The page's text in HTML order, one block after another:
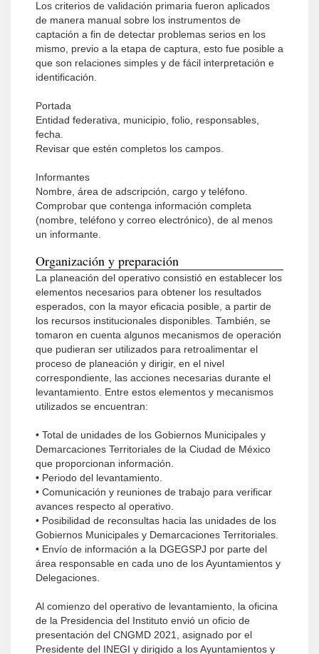
Los criterios de validación primaria fueron aplicados
de manera manual sobre los instrumentos de
captación a fin de detectar problemas serios en los
mismo, previo a la etapa de captura, esto fue posible a
que son relaciones simples y de fácil interpretación e
identificación.
Portada
Entidad federativa, municipio, folio, responsables,
fecha.
Revisar que estén completos los campos.
Informantes
Nombre, área de adscripción, cargo y teléfono.
Comprobar que contenga información completa
(nombre, teléfono y correo electrónico), de al menos
un informante.
Organización y preparación
La planeación del operativo consistió en establecer los
elementos necesarios para obtener los resultados
esperados, con la mayor eficacia posible, a partir de
los recursos institucionales disponibles. También, se
tomaron en cuenta algunos mecanismos de operación
que pudieran ser utilizados para retroalimentar el
proceso de planeación y dirigir, en el nivel
correspondiente, las acciones necesarias durante el
levantamiento. Entre estos elementos y mecanismos
utilizados se encuentran:
• Total de unidades de los Gobiernos Municipales y
Demarcaciones Territoriales de la Ciudad de México
que proporcionan información.
• Periodo del levantamiento.
• Comunicación y reuniones de trabajo para verificar
avances respecto al operativo.
• Posibilidad de reconsultas hacia las unidades de los
Gobiernos Municipales y Demarcaciones Territoriales.
• Envío de información a la DGEGSPJ por parte del
área responsable en cada uno de los Ayuntamientos y
Delegaciones.
Al comienzo del operativo de levantamiento, la oficina
de la Presidencia del Instituto envió un oficio de
presentación del CNGMD 2021, asignado por el
Presidente del INEGI y dirigido a los Ayuntamientos y